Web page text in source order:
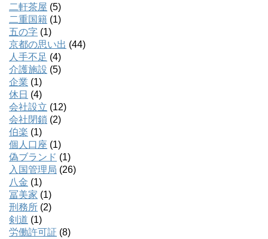
二軒茶屋 (5)
二重国籍 (1)
五の字 (1)
京都の思い出 (44)
人手不足 (4)
介護施設 (5)
企業 (1)
休日 (4)
会社設立 (12)
会社閉鎖 (2)
伯楽 (1)
個人口座 (1)
偽ブランド (1)
入国管理局 (26)
八金 (1)
冨美家 (1)
刑務所 (2)
剣道 (1)
労働許可証 (8)